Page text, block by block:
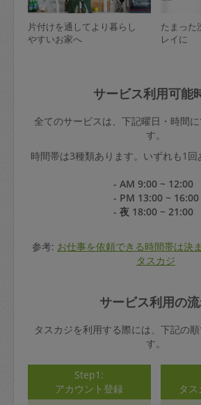
片付けを通してより暮らし
やすいお家へ
たまった
レイに
サービス利用可能
全てのサービスは、下記曜日・時間
す。
時間帯は3種類あります。いずれも1回
- AM 9:00 ~ 12:00
- PM 13:00 ~ 16:00
- 夜 18:00 ~ 21:00
参考: お仕事を依頼できる時間帯は決
タスカジ
サービス利用の
タスカジを利用する際には、下記の
す。
Step1:
アカウント登録
タ